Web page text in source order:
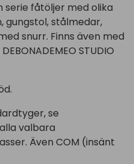
serie fåtöljer med olika
gungstol, stålmedar,
snurr. Finns även med
STUDIO
se
valbara
Även COM (insänt